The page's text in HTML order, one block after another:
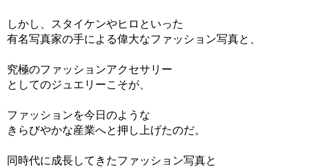
しかし、スタイケンやヒロといった
有名写真家の手による偉大なファッション写真と、
究極のファッションアクセサリー
としてのジュエリーこそが、
ファッションを今日のような
きらびやかな産業へと押し上げたのだ。
同時代に成長してきたファッション写真と